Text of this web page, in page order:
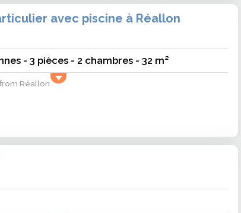
avec piscine à Réallon
- 3 pièces - 2 chambres - 32 m²
Réallon